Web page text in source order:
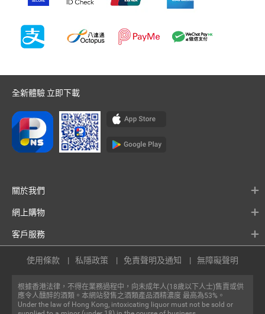
全新體驗 立即下載
關於我們
網上購物
客戶服務
根據香港法律，不得在業務過程中，向未成年人(18歲以下人士)售賣或供
應令人醺醉的酒類。本網站發售之酒類產品酒精濃度 最高為53%。
Under the law of Hong Kong, intoxicating liquor must not be sold or
使用條款 私隱政策 免責聲明及通知 無障礙聲明